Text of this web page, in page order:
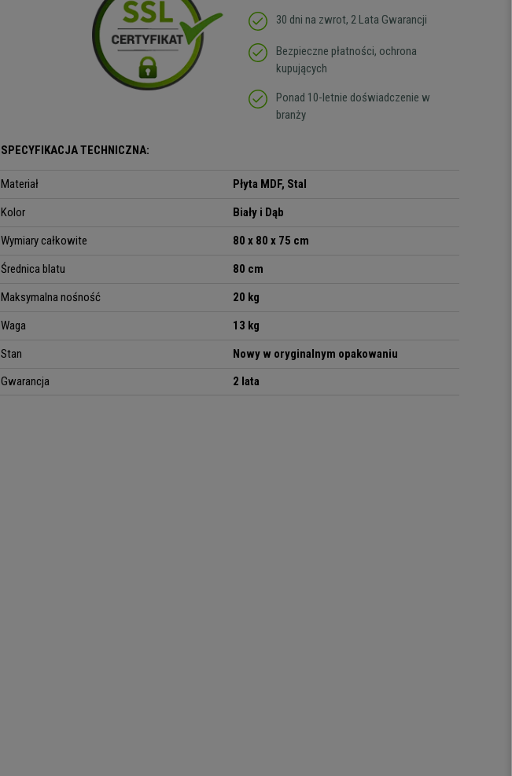
30 dni na zwrot, 2 Lata Gwarancji
Bezpieczne płatności, ochrona
kupujących
Ponad 10-letnie doświadczenie w
branży
SPECYFIKACJA TECHNICZNA:
Materiał
Płyta MDF, Stal
Kolor
Biały i Dąb
Wymiary całkowite
80 x 80 x 75 cm
Średnica blatu
80 cm
Maksymalna nośność
20 kg
Waga
13 kg
Stan
Nowy w oryginalnym opakowaniu
Gwarancja
2 lata